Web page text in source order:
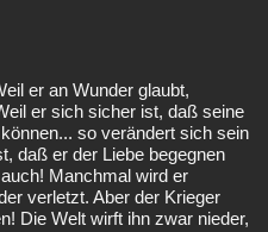
er an Wunder glaubt,
er sich sicher ist, daß seine
so verändert sich sein
daß er der Liebe begegnen
Manchmal wird er
verletzt. Aber der Krieger
Die Welt wirft ihn zwar nieder,